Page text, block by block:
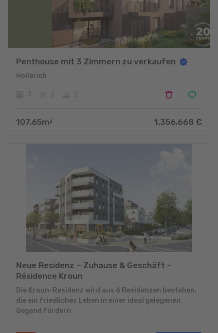
Penthouse mit 3 Zimmern zu verkaufen
Hollerich
107.65m 2 1.356.668 €
Neue Residenz – Zuhause & Geschäft –
Résidence Kroun
Die Kroun-Residenz wird aus 6 Residenzen bestehen,
die ein friedliches Leben in einer ideal gelegenen
Gegend fördern